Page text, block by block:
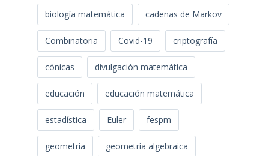
biología matemática cadenas de Markov
Combinatoria Covid-19 criptografía
cónicas divulgación matemática
educación educación matemática
estadística Euler fespm
geometría geometría algebraica